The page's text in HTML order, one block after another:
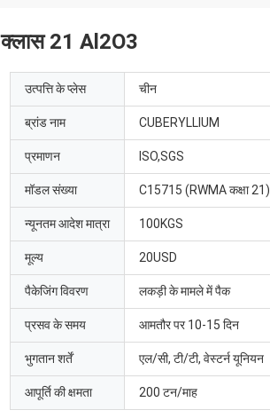
21 Al2O3
उत्पत्ति के प्लेस चीन
ब्रांड नाम CUBERYLLIUM
प्रमाणन ISO,SGS
मॉडल संख्या C15715 (RWMA कक्षा 21)
न्यूनतम आदेश मात्रा 100KGS
मूल्य 20USD
पैकेजिंग विवरण लकड़ी के मामले में पैक
प्रसव के समय आमतौर पर 10-15 दिन
भुगतान शर्तें एल/सी, टी/टी, वेस्टर्न यूनियन
आपूर्ति की क्षमता 200 टन/माह